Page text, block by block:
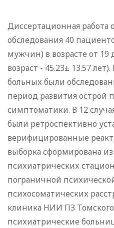
Диссертационная работа
обследования 40
мужчин) в возрасте от 19
возраст - 45.23± 13.57
больных были
период развития острой
симптоматики. В 12
были ретроспективно
верифицированные
выборка сформирована
психиатрических
пограничной
психосоматических
клиника НИИ ПЗ
психиатрические